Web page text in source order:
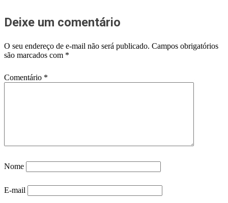
Deixe um comentário
O seu endereço de e-mail não será publicado. Campos obrigatórios
são marcados com *
Comentário *
Nome
E-mail